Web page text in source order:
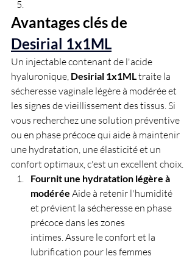
Avantages clés de
Desirial 1x1ML
Un injectable contenant de l'acide
hyaluronique, Desirial 1x1ML traite la
sécheresse vaginale légère à modérée et
les signes de vieillissement des tissus. Si
vous recherchez une solution préventive
ou en phase précoce qui aide à maintenir
une hydratation, une élasticité et un
confort optimaux, c'est un excellent choix.
Fournit une hydratation légère à
modérée Aide à retenir l'humidité
et prévient la sécheresse en phase
précoce dans les zones
intimes. Assure le confort et la
lubrification pour les femmes